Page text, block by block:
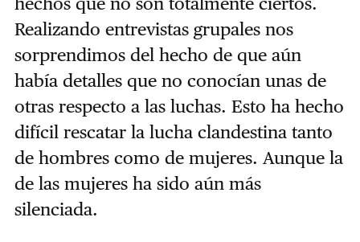
Realizando entrevistas grupales nos
sorprendimos del hecho de que aún
había detalles que no conocían unas de
otras respecto a las luchas. Esto ha hecho
difícil rescatar la lucha clandestina tanto
de hombres como de mujeres. Aunque la
de las mujeres ha sido aún más
silenciada.